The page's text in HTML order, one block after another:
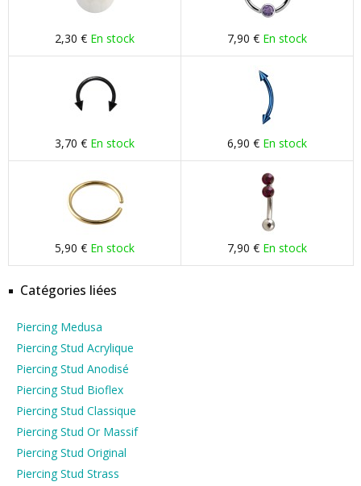
2,30 € En stock 7,90 € En stock
3,70 € En stock 6,90 € En stock
5,90 € En stock 7,90 € En stock
Catégories liées
Piercing Medusa
Piercing Stud Acrylique
Piercing Stud Anodisé
Piercing Stud Bioflex
Piercing Stud Classique
Piercing Stud Or Massif
Piercing Stud Original
Piercing Stud Strass